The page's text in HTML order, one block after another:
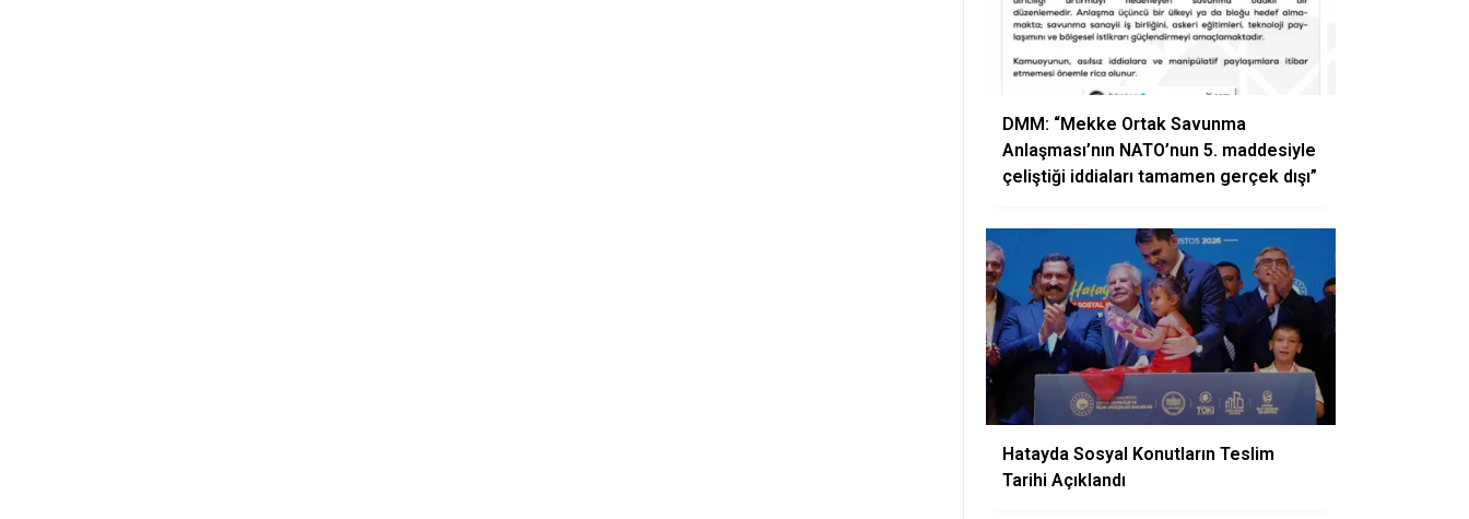
DMM: “Mekke Ortak Savunma
Anlaşması’nın NATO’nun 5. maddesiyle
çeliştiği iddiaları tamamen gerçek dışı”
Hatayda Sosyal Konutların Teslim
Tarihi Açıklandı